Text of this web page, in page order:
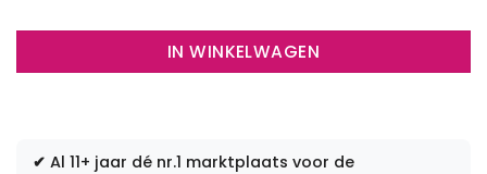
IN WINKELWAGEN
✔ Al 11+ jaar dé nr.1 marktplaats voor de